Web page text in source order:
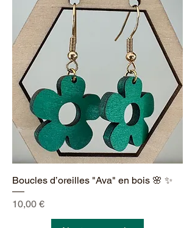
Boucles d’oreilles "Ava" en bois 🌸 ✨
Prix
10,00 €